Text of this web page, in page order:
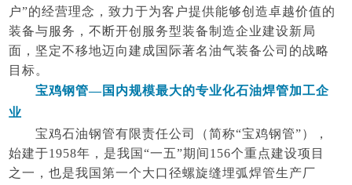
户”的经营理念，致力于为客户提供能够创造卓越价值的
装备与服务，不断开创服务型装备制造企业建设新局
面，坚定不移地迈向建成国际著名油气装备公司的战略
目标。
宝鸡钢管—国内规模最大的专业化石油焊管加工企
业
宝鸡石油钢管有限责任公司（简称“宝鸡钢管”），
始建于1958年，是我国“一五”期间156个重点建设项目
之一，也是我国第一个大口径螺旋缝埋弧焊管生产厂